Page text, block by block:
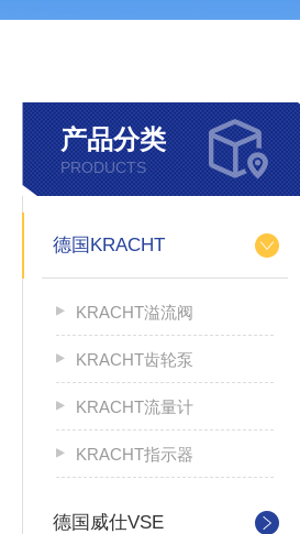
产品分类
PRODUCTS
德国KRACHT
KRACHT溢流阀
KRACHT齿轮泵
KRACHT流量计
KRACHT指示器
德国威仕VSE